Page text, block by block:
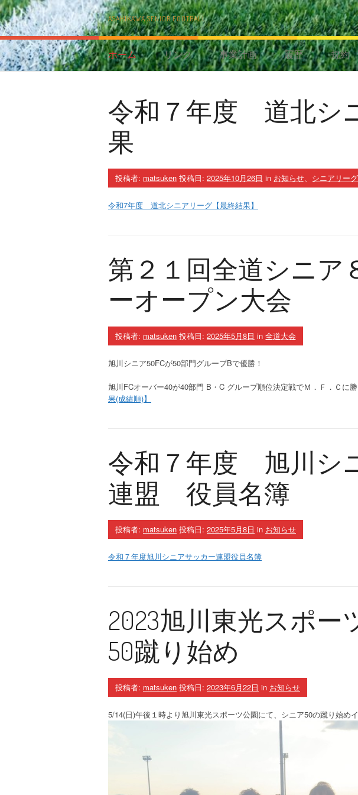
コ
ン
テ
ン
ツ
へ
ASAHIKAWA SENIOR FOOTBALL
ホーム リンク 事業計画 履歴 規約
令和７年度 道北シ
果
投稿者: matsuken 投稿日: 2025年10月26日 in お知らせ シニアリーグ
令和7年度 道北シニアリーグ【最終結果】
第２１回全道シニア
ーオープン⼤会
投稿者: matsuken 投稿日: 2025年5月8日 in 全道大会
旭川シニア50FCが50部門グループBで優勝！
旭川FCオーバー40が40部⾨ B・C グループ順位決定戦でＭ．Ｆ．Ｃに
果(成績順)】
令和７年度 旭川シ
連盟 役員名簿
投稿者: matsuken 投稿日: 2025年5月8日 in お知らせ
令和７年度旭川シニアサッカー連盟役員名簿
2023旭川東光スポー
50蹴り始め
投稿者: matsuken 投稿日: 2023年6月22日 in お知らせ
5/14(日)午後１時より旭川東光スポーツ公園にて、シニア50の蹴り始めイ